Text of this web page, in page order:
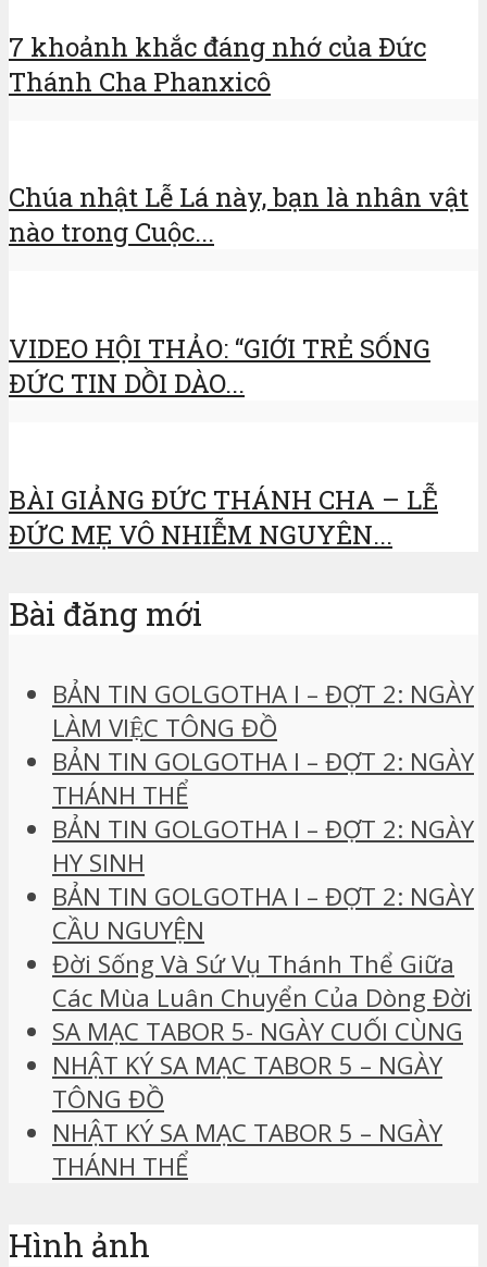
7 khoảnh khắc đáng nhớ của Đức
Thánh Cha Phanxicô
Chúa nhật Lễ Lá này, bạn là nhân vật
nào trong Cuộc...
VIDEO HỘI THẢO: “GIỚI TRẺ SỐNG
ĐỨC TIN DỒI DÀO...
BÀI GIẢNG ĐỨC THÁNH CHA – LỄ
ĐỨC MẸ VÔ NHIỄM NGUYÊN...
Bài đăng mới
BẢN TIN GOLGOTHA I – ĐỢT 2: NGÀY
LÀM VIỆC TÔNG ĐỒ
BẢN TIN GOLGOTHA I – ĐỢT 2: NGÀY
THÁNH THỂ
BẢN TIN GOLGOTHA I – ĐỢT 2: NGÀY
HY SINH
BẢN TIN GOLGOTHA I – ĐỢT 2: NGÀY
CẦU NGUYỆN
Đời Sống Và Sứ Vụ Thánh Thể Giữa
Các Mùa Luân Chuyển Của Dòng Đời
SA MẠC TABOR 5- NGÀY CUỐI CÙNG
NHẬT KÝ SA MẠC TABOR 5 – NGÀY
TÔNG ĐỒ
NHẬT KÝ SA MẠC TABOR 5 – NGÀY
THÁNH THỂ
Hình ảnh